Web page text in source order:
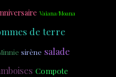
Vaiana/Moana
de terre
sirène salade
Compote